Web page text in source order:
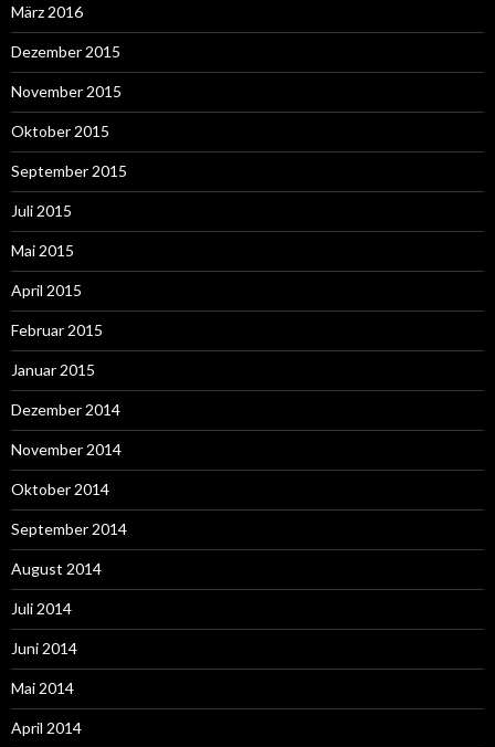
März 2016
Dezember 2015
November 2015
Oktober 2015
September 2015
Juli 2015
Mai 2015
April 2015
Februar 2015
Januar 2015
Dezember 2014
November 2014
Oktober 2014
September 2014
August 2014
Juli 2014
Juni 2014
Mai 2014
April 2014